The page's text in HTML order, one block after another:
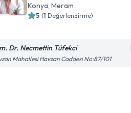
Konya,Meram
5 (1 Değerlendirme)
Dr. Necmettin Tüfekci
Mahallesi Havzan Caddesi No:87/101